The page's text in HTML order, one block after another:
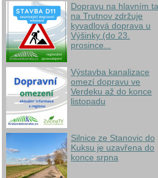
Dopravu na hlavním
na Trutnov zdržuje
kyvadlová doprava u
Výšinky (do 23.
prosince...
Výstavba kanalizace
omezí dopravu ve
Verdeku až do konce
listopadu
Silnice ze Stanovic do
Kuksu je uzavřena do
konce srpna